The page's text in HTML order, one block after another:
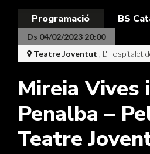
Programació BS
Ds 04/02/2023 20:00
Teatre Joventut
, L'Hospitalet
Mireia Vives
Penalba –
Teatre